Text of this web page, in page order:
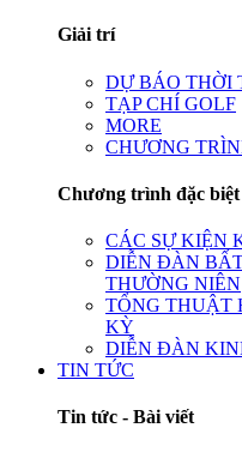
Giải trí
DỰ BÁO THỜI
TẠP CHÍ GOLF
MORE
CHƯƠNG
Chương trình đặc biệt
CÁC SỰ KIỆN
DIỄN ĐÀN
THƯỜNG NIÊN
TỔNG THUẬT
KỲ
DIỄN ĐÀN
TIN TỨC
Tin tức - Bài viết